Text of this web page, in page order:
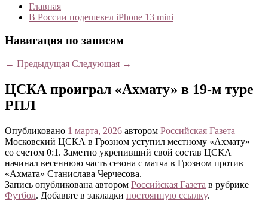
Главная
В России подешевел iPhone 13 mini
Навигация по записям
← Предыдущая Следующая →
ЦСКА проиграл «Ахмату» в 19-м туре
РПЛ
Опубликовано 1 марта, 2026 автором Российская Газета
Московский ЦСКА в Грозном уступил местному «Ахмату»
со счетом 0:1. Заметно укрепивший свой состав ЦСКА
начинал весеннюю часть сезона с матча в Грозном против
«Ахмата» Станислава Черчесова.
Запись опубликована автором Российская Газета в рубрике
Футбол. Добавьте в закладки постоянную ссылку.